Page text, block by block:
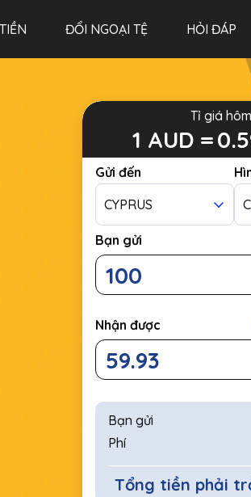
ĐỔI NGOẠI TỆ HỎI ĐÁP